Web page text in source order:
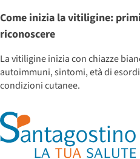
Come inizia la vitiligine:
riconoscere
La vitiligine inizia con chiazze
autoimmuni, sintomi, età di
condizioni cutanee.